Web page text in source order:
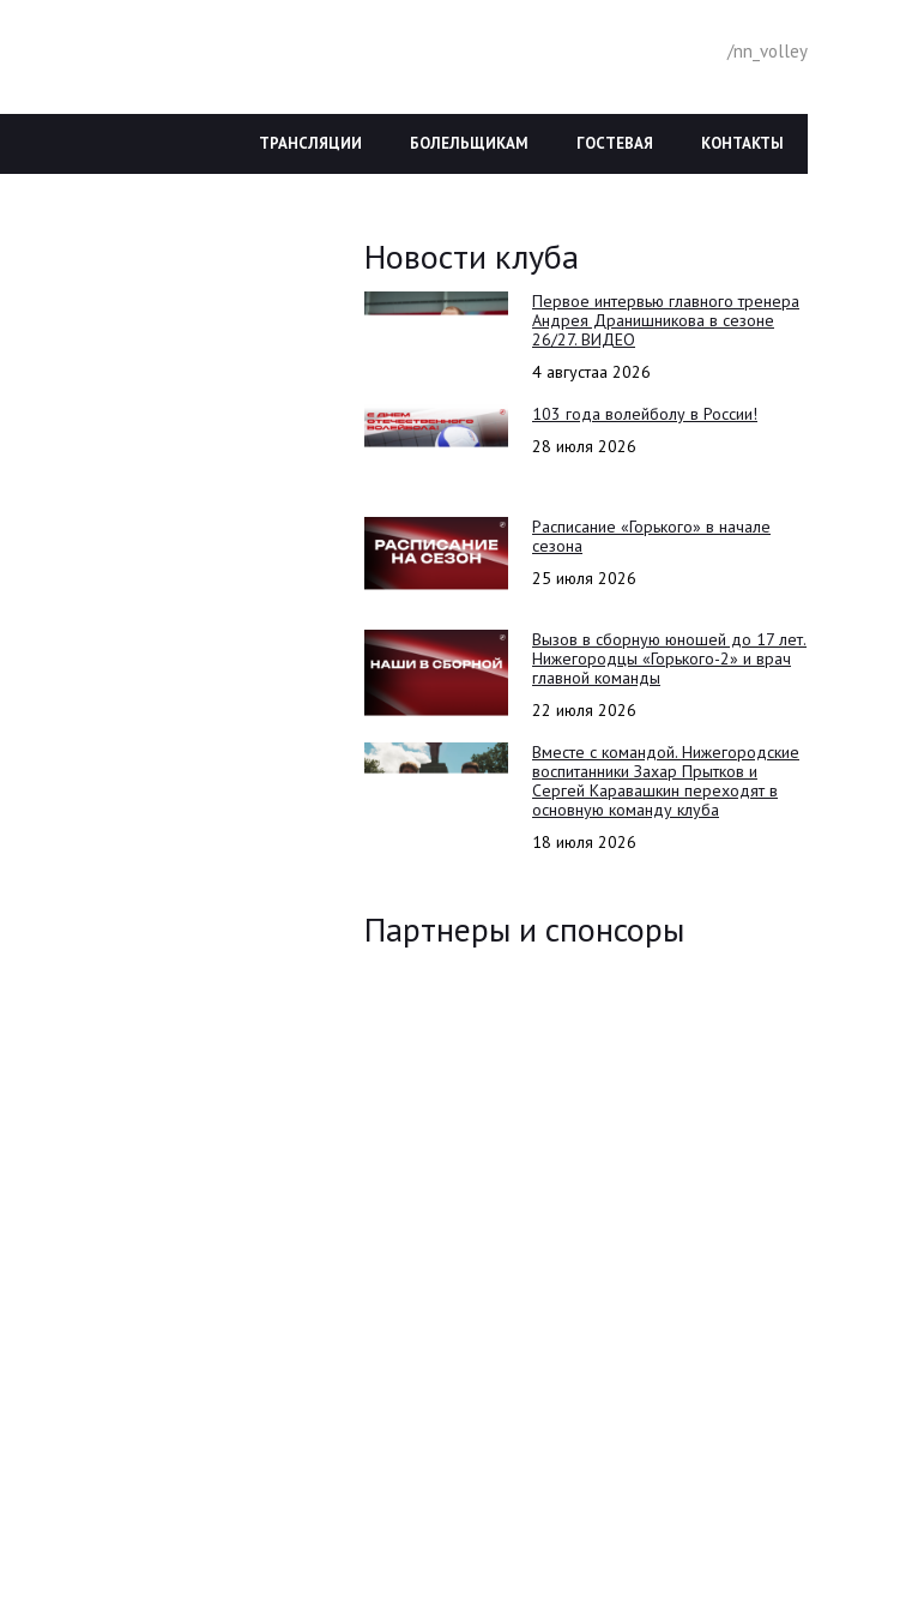
/nn_volley
КОНТАКТЫ
ГОСТЕВАЯ
БОЛЕЛЬЩИКАМ
ТРАНСЛЯЦИИ
Новости клуба
Первое интервью главного тренера
Андрея Дранишникова в сезоне
26/27. ВИДЕО
4 августаа 2026
103 года волейболу в России!
28 июля 2026
Расписание «Горького» в начале
сезона
25 июля 2026
Вызов в сборную юношей до 17 лет.
Нижегородцы «Горького-2» и врач
главной команды
22 июля 2026
Вместе с командой. Нижегородские
воспитанники Захар Прытков и
Сергей Каравашкин переходят в
основную команду клуба
18 июля 2026
Партнеры и спонсоры